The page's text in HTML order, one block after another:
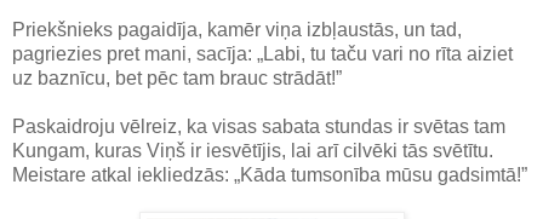
Priekšnieks pagaidīja, kamēr viņa izbļaustās, un tad,
pagriezies pret mani, sacīja: „Labi, tu taču vari no rīta aiziet
uz baznīcu, bet pēc tam brauc strādāt!”
Paskaidroju vēlreiz, ka visas sabata stundas ir svētas tam
Kungam, kuras Viņš ir iesvētījis, lai arī cilvēki tās svētītu.
Meistare atkal iekliedzās: „Kāda tumsonība mūsu gadsimtā!”